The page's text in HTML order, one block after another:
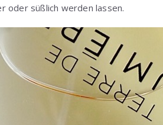
oder süßlich werden lassen.